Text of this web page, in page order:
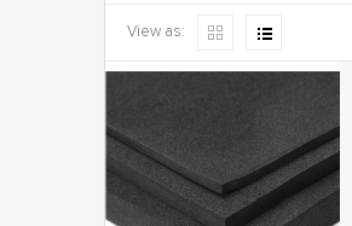
View as: